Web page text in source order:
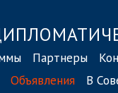
Партнеры
Объявления
В